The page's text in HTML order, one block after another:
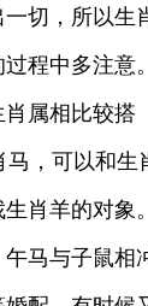
切，所以
程中多注意。
属相比较搭
马，可以和
肖羊的对象
马与子鼠相